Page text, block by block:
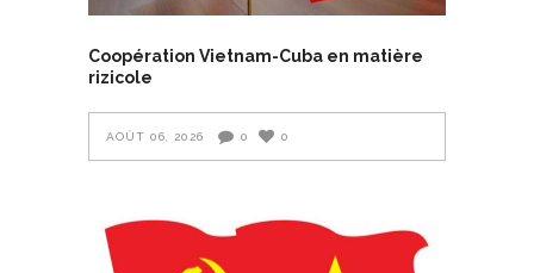
Coopération Vietnam-Cuba en matière
rizicole
AOÛT 06, 2026 0 0